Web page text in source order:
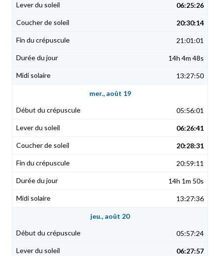
06:25:26
20:30:14
21:01:01
14h 4m 48s
13:27:50
mer., août 19
05:56:01
06:26:41
20:28:31
20:59:11
14h 1m 50s
13:27:36
jeu., août 20
05:57:24
06:27:57